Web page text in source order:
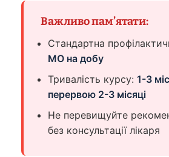
Важливо пам’ятати:
Стандартна
МО на добу
Тривалість курсу: 1-3
перервою 2-3 місяці
Не перевищуйте
без консультації лікаря